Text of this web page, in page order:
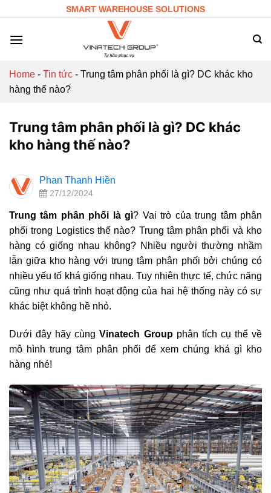
content
SMART WAREHOUSE SOLUTIONS
Home - Tin tức - Trung tâm phân phối là gì? DC khác kho
hàng thế nào?
Trung tâm phân phối là gì? DC khác
kho hàng thế nào?
Phan Thanh Hiền
27/12/2024
Trung tâm phân phối là gì? Vai trò của trung tâm phân
phối trong Logistics thế nào? Trung tâm phân phối và kho
hàng có giống nhau không? Nhiều người thường nhầm
lẫn giữa kho hàng với trung tâm phân phối bởi chúng có
nhiều yếu tố khá giống nhau. Tuy nhiên thực tế, chức năng
cũng như quá trình hoạt động của hai hệ thống này có sự
khác biệt không hề nhỏ.
Dưới đây hãy cùngVinatech Groupphân tích cụ thể về
mô hình trung tâm phân phối để xem chúng khá gì kho
hàng nhé!